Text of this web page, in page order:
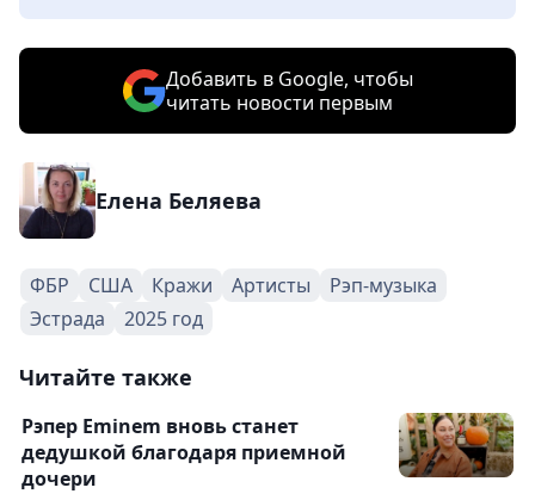
Добавить в Google, чтобы
читать новости первым
Елена Беляева
ФБР США Кражи Артисты
Рэп-музыка
Эстрада
2025 год
Читайте также
Рэпер Eminem вновь станет
дедушкой благодаря приемной
дочери